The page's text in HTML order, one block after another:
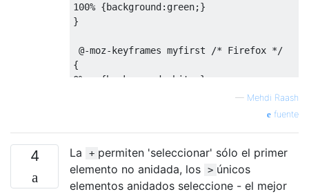
100% {background: green;}
}
@-moz-keyframes myfirst
/* Firefox */
{
0%
{background white
;}
@- webkit-keyframes myfirst /* Safari and
{
background red
— Mehdi Raash
fuente
4 La + permiten 'seleccionar' sólo el primer
elemento no anidada, los
> únicos
elementos anidados seleccione - el mejor